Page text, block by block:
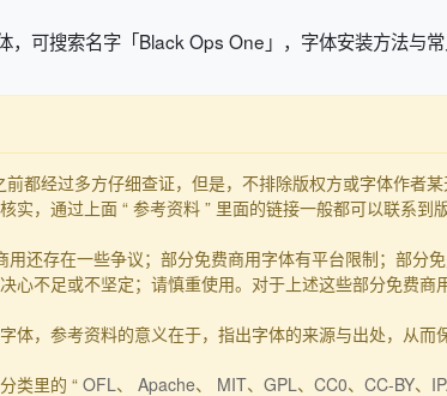
可搜索名字「Black Ops One」，字体安装方法与常
都经过多方仔细查证，但是，不排除版权方或字体作者
，通过上面 “ 参考资料 ” 里面的链接一般都可以联系到
还存在一些争议；部分免费商用字体有平台限制；部分
心不足或不坚定；请慎重使用。对于上述这些部分免费商
，参考资料的意义在于，指出字体的来源与出处，从而
类里的 “ OFL 、 Apache、 MIT、 GPL 、 CC0、 CC-BY、